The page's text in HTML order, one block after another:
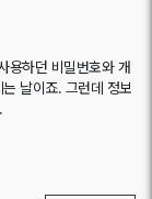
용하던 비밀번호와 개
날이죠. 그런데 정보